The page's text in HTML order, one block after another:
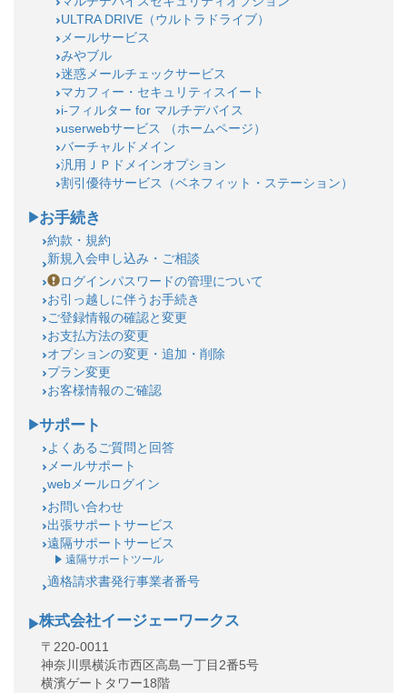
ULTRA DRIVE（ウルトラドライブ）
メールサービス
みやブル
迷惑メールチェックサービス
マカフィー・セキュリティスイート
i-フィルター for マルチデバイス
userwebサービス （ホームページ）
バーチャルドメイン
汎用ＪＰドメインオプション
割引優待サービス（ベネフィット・ステーション）
お手続き
約款・規約
新規入会申し込み・ご相談
ログインパスワードの管理について
お引っ越しに伴うお手続き
ご登録情報の確認と変更
お支払方法の変更
オプションの変更・追加・削除
プラン変更
お客様情報のご確認
サポート
よくあるご質問と回答
メールサポート
webメールログイン
お問い合わせ
出張サポートサービス
遠隔サポートサービス
遠隔サポートツール
適格請求書発行事業者番号
株式会社イージェーワークス
〒220-0011
神奈川県横浜市西区高島一丁目2番5号
横濱ゲートタワー18階